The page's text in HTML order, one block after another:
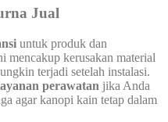
Jual
untuk produk dan
mencakup kerusakan material
terjadi setelah instalasi.
perawatan jika Anda
agar kanopi kain tetap dalam